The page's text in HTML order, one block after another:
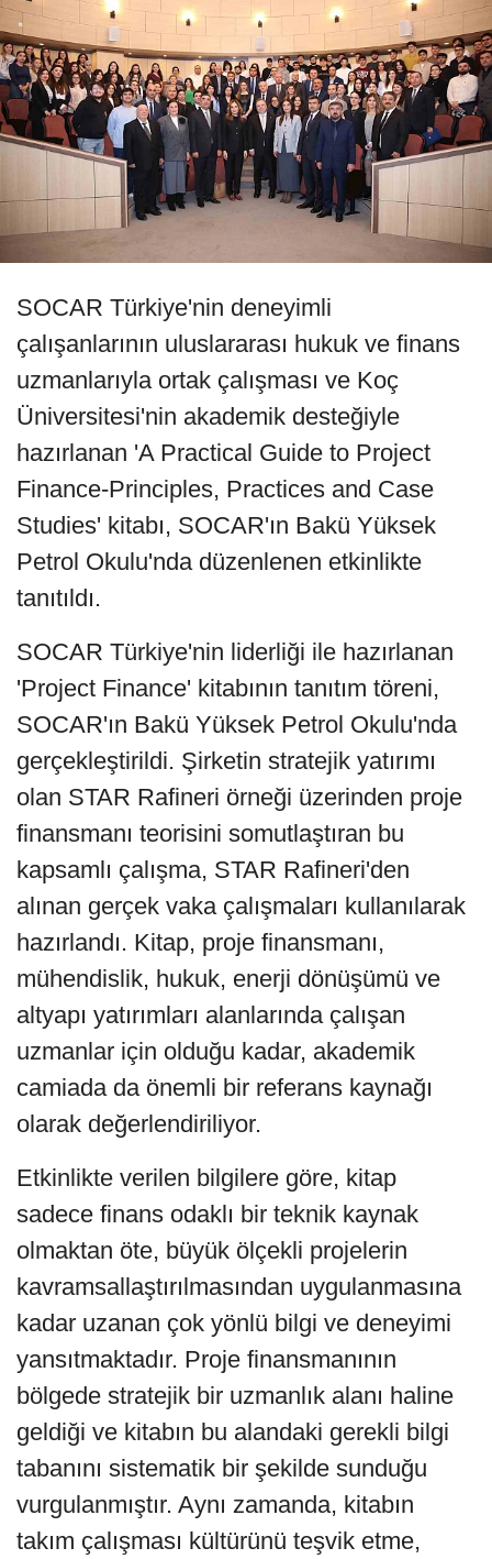
SOCAR Türkiye'nin deneyimli
çalışanlarının uluslararası hukuk ve finans
uzmanlarıyla ortak çalışması ve Koç
Üniversitesi'nin akademik desteğiyle
hazırlanan 'A Practical Guide to Project
Finance-Principles, Practices and Case
Studies' kitabı, SOCAR'ın Bakü Yüksek
Petrol Okulu'nda düzenlenen etkinlikte
tanıtıldı.
SOCAR Türkiye'nin liderliği ile hazırlanan
'Project Finance' kitabının tanıtım töreni,
SOCAR'ın Bakü Yüksek Petrol Okulu'nda
gerçekleştirildi. Şirketin stratejik yatırımı
olan STAR Rafineri örneği üzerinden proje
finansmanı teorisini somutlaştıran bu
kapsamlı çalışma, STAR Rafineri'den
alınan gerçek vaka çalışmaları kullanılarak
hazırlandı. Kitap, proje finansmanı,
mühendislik, hukuk, enerji dönüşümü ve
altyapı yatırımları alanlarında çalışan
uzmanlar için olduğu kadar, akademik
camiada da önemli bir referans kaynağı
olarak değerlendiriliyor.
Etkinlikte verilen bilgilere göre, kitap
sadece finans odaklı bir teknik kaynak
olmaktan öte, büyük ölçekli projelerin
kavramsallaştırılmasından uygulanmasına
kadar uzanan çok yönlü bilgi ve deneyimi
yansıtmaktadır. Proje finansmanının
bölgede stratejik bir uzmanlık alanı haline
geldiği ve kitabın bu alandaki gerekli bilgi
tabanını sistematik bir şekilde sunduğu
vurgulanmıştır. Aynı zamanda, kitabın
takım çalışması kültürünü teşvik etme,